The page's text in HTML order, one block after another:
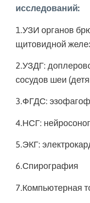
исследований:
1.УЗИ органов
щитовидной
2.УЗДГ:
сосудов шеи
3.ФГДС:
4.НСГ:
5.ЭКГ:
6.Спирография
7.Компьютерная